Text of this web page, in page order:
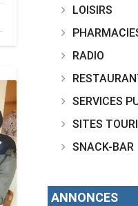
LOISIRS
RADIO
SERVICES
SITES
SNACK-BAR
ANNONCES